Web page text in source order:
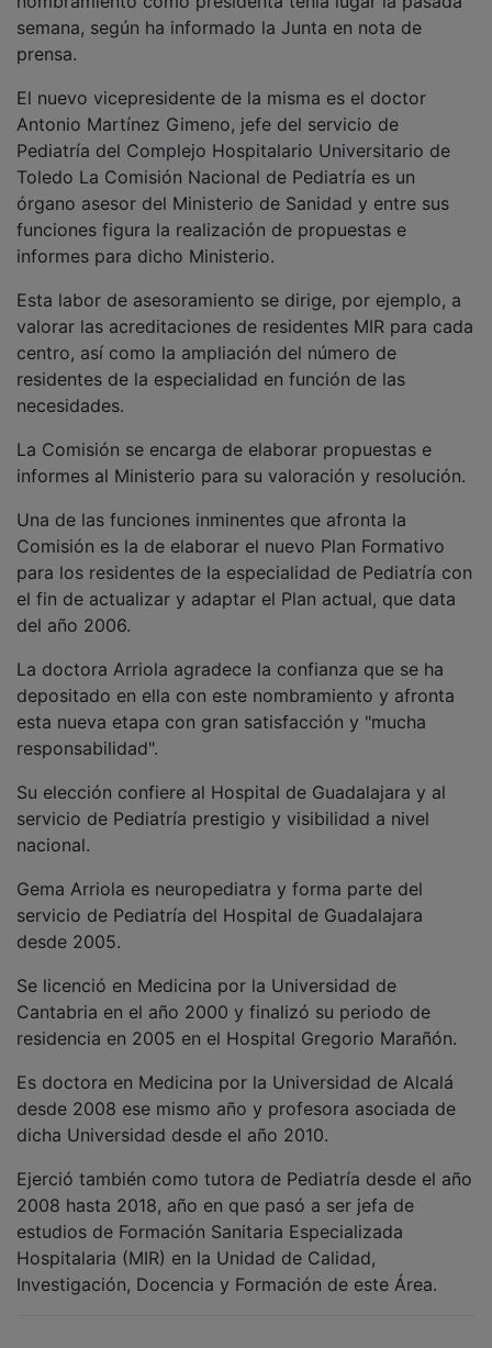
semana, según ha informado la Junta en nota de
prensa.
Antonio Martínez Gimeno, jefe del servicio de
Pediatría del Complejo Hospitalario Universitario de
Toledo La Comisión Nacional de Pediatría es un
órgano asesor del Ministerio de Sanidad y entre sus
funciones figura la realización de propuestas e
informes para dicho Ministerio.
valorar las acreditaciones de residentes MIR para cada
centro, así como la ampliación del número de
residentes de la especialidad en función de las
necesidades.
informes al Ministerio para su valoración y resolución.
Comisión es la de elaborar el nuevo Plan Formativo
para los residentes de la especialidad de Pediatría con
el fin de actualizar y adaptar el Plan actual, que data
del año 2006.
depositado en ella con este nombramiento y afronta
esta nueva etapa con gran satisfacción y "mucha
responsabilidad".
servicio de Pediatría prestigio y visibilidad a nivel
nacional.
servicio de Pediatría del Hospital de Guadalajara
desde 2005.
Cantabria en el año 2000 y finalizó su periodo de
residencia en 2005 en el Hospital Gregorio Marañón.
desde 2008 ese mismo año y profesora asociada de
dicha Universidad desde el año 2010.
2008 hasta 2018, año en que pasó a ser jefa de
estudios de Formación Sanitaria Especializada
Hospitalaria (MIR) en la Unidad de Calidad,
Investigación, Docencia y Formación de este Área.